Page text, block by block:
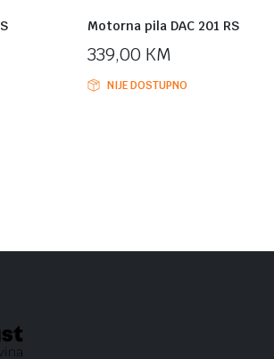
Motorna pila DAC 201 RS
339,00 KM
NIJE DOSTUPNO